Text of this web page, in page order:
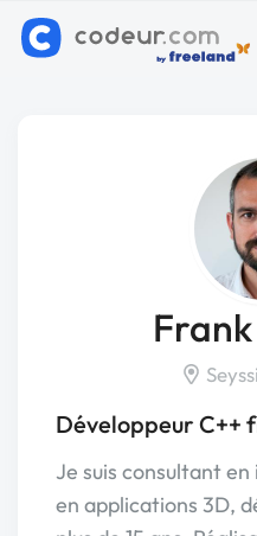
Développeur C++
Je suis consultant
en applications 3D,